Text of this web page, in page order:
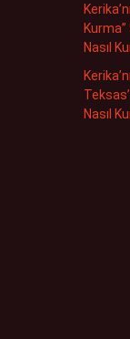
Nasıl
Nasıl